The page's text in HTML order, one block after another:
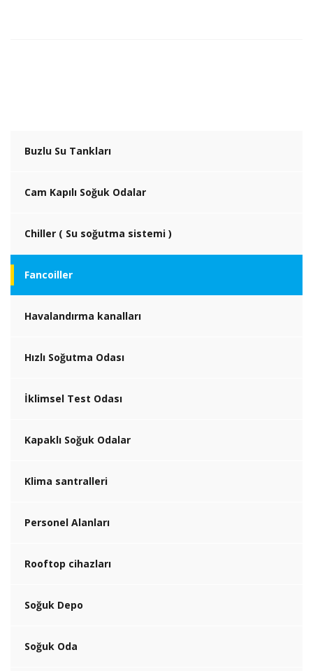
Buzlu Su Tankları
Cam Kapılı Soğuk Odalar
Chiller ( Su soğutma sistemi )
Fancoiller
Havalandırma kanalları
Hızlı Soğutma Odası
İklimsel Test Odası
Kapaklı Soğuk Odalar
Klima santralleri
Personel Alanları
Rooftop cihazları
Soğuk Depo
Soğuk Oda